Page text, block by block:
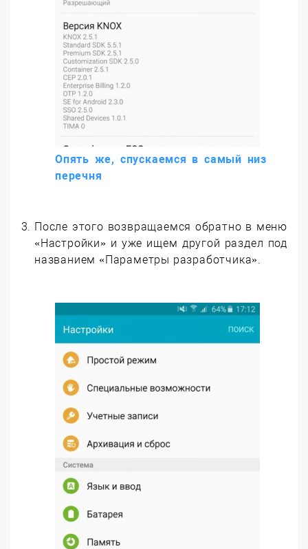
Опять же, спускаемся в самый низ
перечня
После этого возвращаемся обратно в меню
«Настройки» и уже ищем другой раздел под
названием «Параметры разработчика».